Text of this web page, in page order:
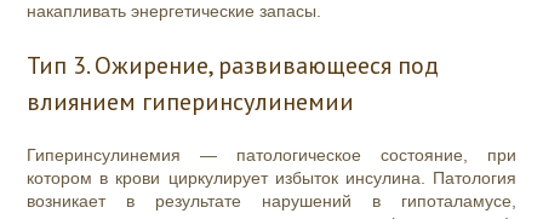
накапливать энергетические запасы.
Тип 3. Ожирение, развивающееся под
влиянием гиперинсулинемии
Гиперинсулинемия — патологическое состояние, при
котором в крови циркулирует избыток инсулина. Патология
возникает в результате нарушений в гипоталамусе,